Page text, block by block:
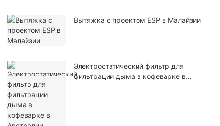
Вытяжка с проектом ESP в Малайзии
Электростатический фильтр для
фильтрации дыма в кофеварке в